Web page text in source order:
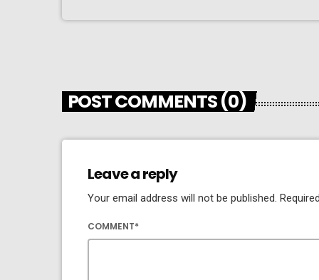
POST COMMENTS (0)
Leave a reply
Your email address will not be published.
COMMENT*